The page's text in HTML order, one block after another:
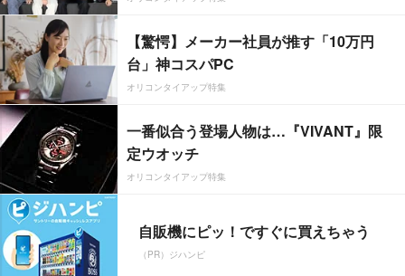
【驚愕】メーカー社員が推す「10万円
台」神コスパPC
オリコンタイアップ特集
一番似合う登場人物は…『VIVANT』限
定ウオッチ
オリコンタイアップ特集
自販機にピッ！ですぐに買えちゃう
（PR）ジハンピ